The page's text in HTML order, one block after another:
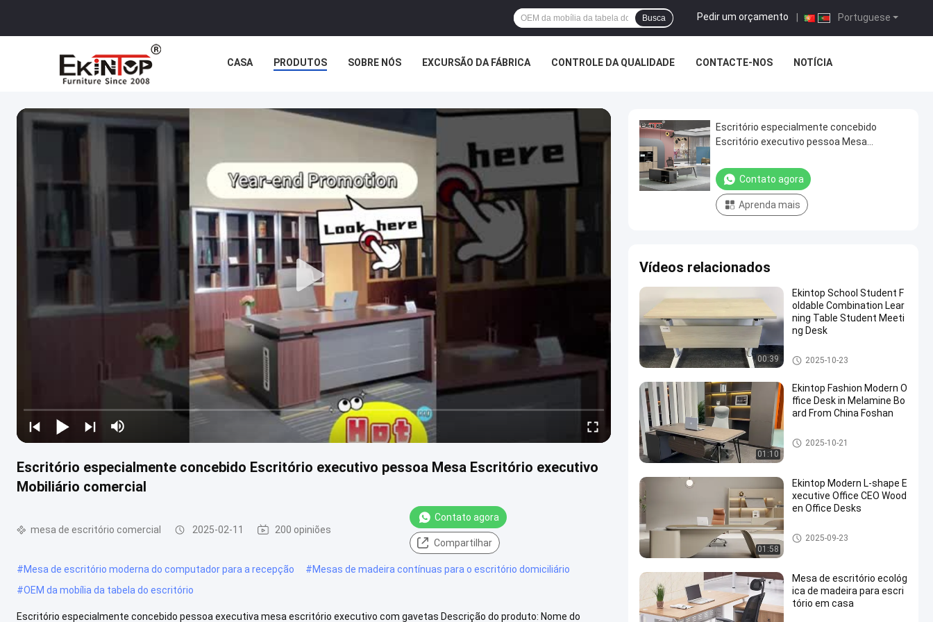
Portuguese
Pedir um orçamento
Busca
CASA PRODUTOS SOBRE NÓS EXCURSÃO DA FÁBRICA CONTROLE DA QUALIDADE CONTACTE-NOS NOTÍCIA
Escritório especialmente concebido Escritório executivo pessoa Mesa Escritório executivo
Mobiliário comercial
mesa de escritório comercial 2025-02-11 200 opiniões
Contato agora
Compartilhar
#Mesa de escritório moderna do computador para a recepção #Mesas de madeira contínuas para o escritório domiciliário
#OEM da mobília da tabela do escritório
Escritório especialmente concebido pessoa executiva mesa escritório executivo com gavetas Descrição do produto: Nome do
Escritório especialmente concebido
Escritório executivo pessoa Mesa
Contato agora
Aprenda mais
Vídeos relacionados
00:39
Ekintop School Student F
oldable Combination Lear
ning Table Student Meeti
ng Desk
mesa de escritório comercial
2025-10-23
01:10
Ekintop Fashion Modern O
ffice Desk in Melamine Bo
ard From China Foshan
mesa de escritório comercial
2025-10-21
01:58
Ekintop Modern L-shape E
xecutive Office CEO Wood
en Office Desks
mesa de escritório comercial
2025-09-23
Mesa de escritório ecológ
ica de madeira para escri
tório em casa